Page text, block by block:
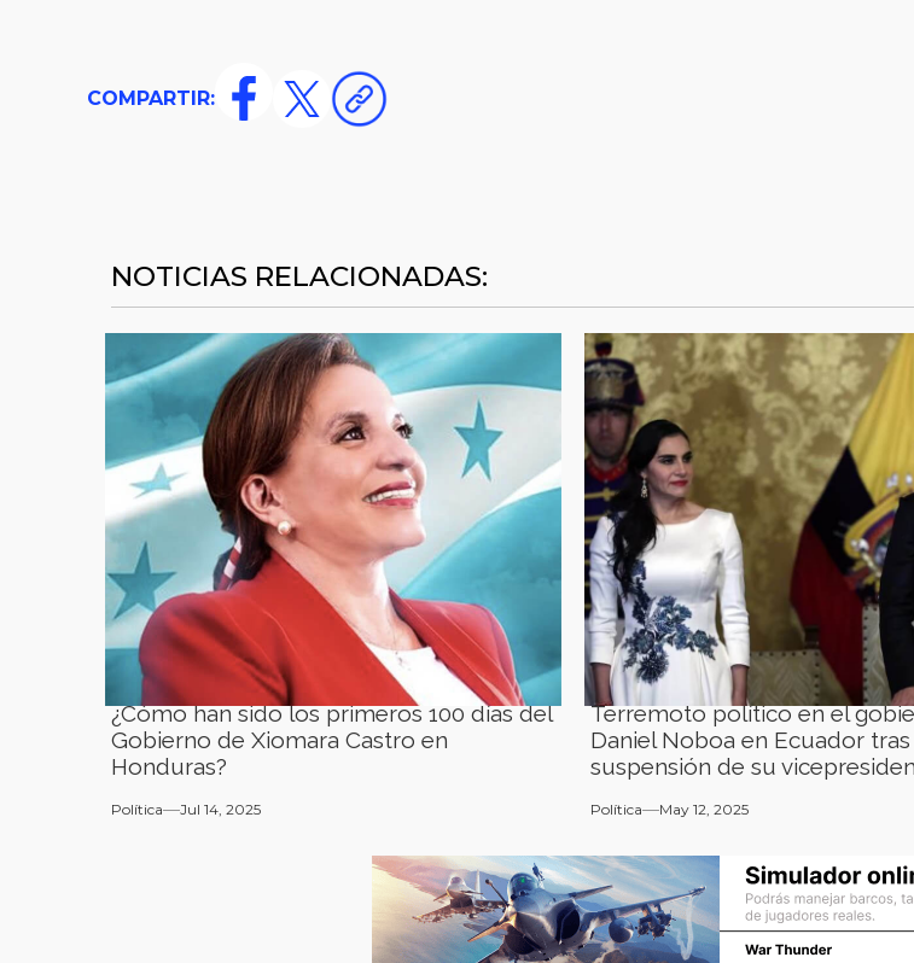
COMPARTIR:
NOTICIAS RELACIONADAS:
¿Cómo han sido los primeros 100 días del
Gobierno de Xiomara Castro en
Honduras?
Política Jul 14, 2025
Terremoto político en el
Daniel Noboa en Ecuador tras
suspensión de su
Política May 12, 2025